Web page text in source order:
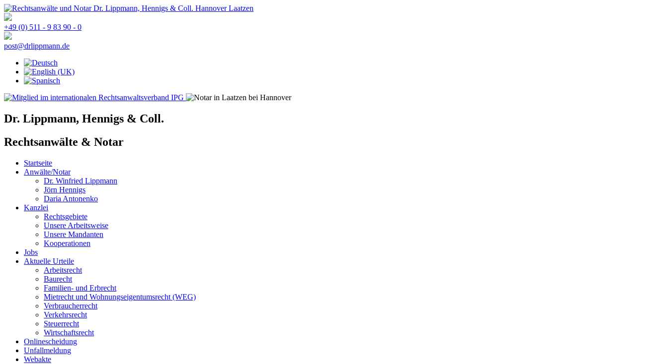
+49 (0) 511 - 9 83 90 - 0
post@drlippmann.de
Dr. Lippmann, Hennigs & Coll.
Rechtsanwälte & Notar
Startseite
Anwälte/Notar
Dr. Winfried Lippmann
Jörn Hennigs
Daria Antonenko
Kanzlei
Rechtsgebiete
Unsere Arbeitsweise
Unsere Mandanten
Kooperationen
Jobs
Aktuelle Urteile
Arbeitsrecht
Baurecht
Familien- und Erbrecht
Mietrecht und Wohnungseigentumsrecht (WEG)
Verbraucherrecht
Verkehrsrecht
Steuerrecht
Wirtschaftsrecht
Onlinescheidung
Unfallmeldung
Webakte